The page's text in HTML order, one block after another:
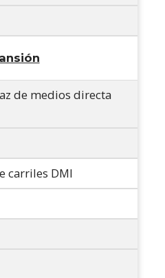
de medios directa
carriles DMI